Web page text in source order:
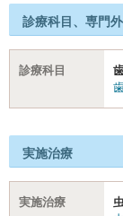
診療科目、専門
診療科目
実施治療
実施治療